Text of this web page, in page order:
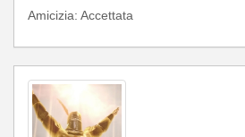
Amicizia: Accettata